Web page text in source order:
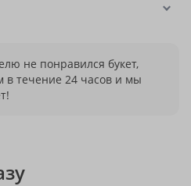
не понравился букет,
в течение 24 часов и мы